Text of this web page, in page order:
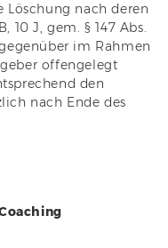
nach deren
10 J, gem. § 147 Abs.
im Rahmen
offengelegt
den
nach Ende des